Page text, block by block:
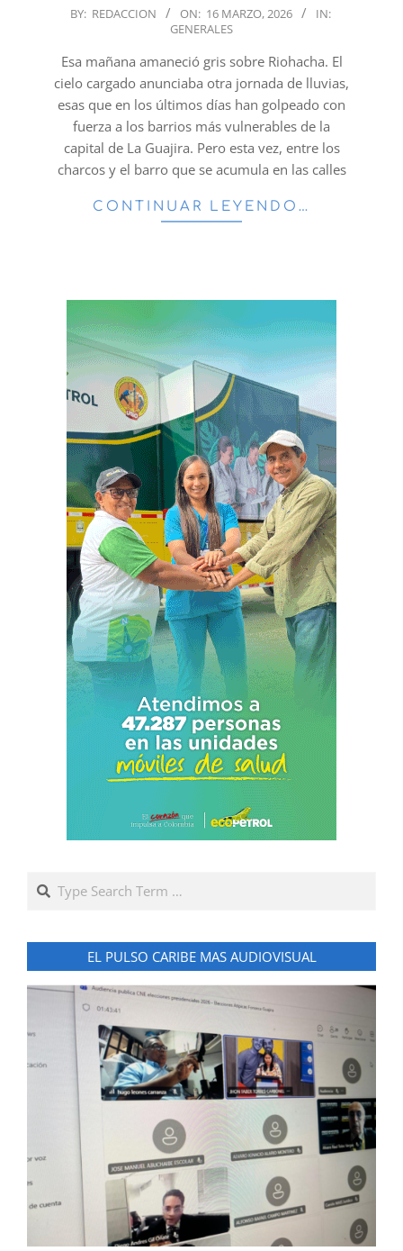
2026-
16
BY: REDACCION ON: 16 MARZO, 2026
IN:
GENERALES
Esa mañana amaneció gris sobre Riohacha. El
cielo cargado anunciaba otra jornada de lluvias,
esas que en los últimos días han golpeado con
fuerza a los barrios más vulnerables de la
capital de La Guajira. Pero esta vez, entre los
charcos y el barro que se acumula en las calles
CONTINUAR LEYENDO…
Search
EL PULSO CARIBE MAS AUDIOVISUAL